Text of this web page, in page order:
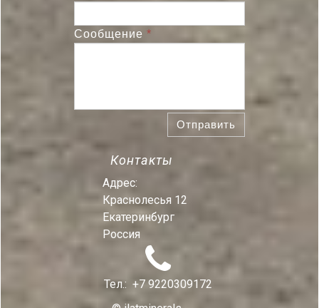
Сообщение *
Отправить
Контакты
Адрес:
Краснолесья 12
Екатеринбург
Россия

Тел.:+7 9220309172